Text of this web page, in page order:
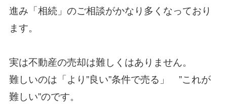
進み「相続」のご相談がかなり多くなっており
ます。
実は不動産の売却は難しくはありません。
難しいのは「より”良い”条件で売る」 ”これが
難しい”のです。